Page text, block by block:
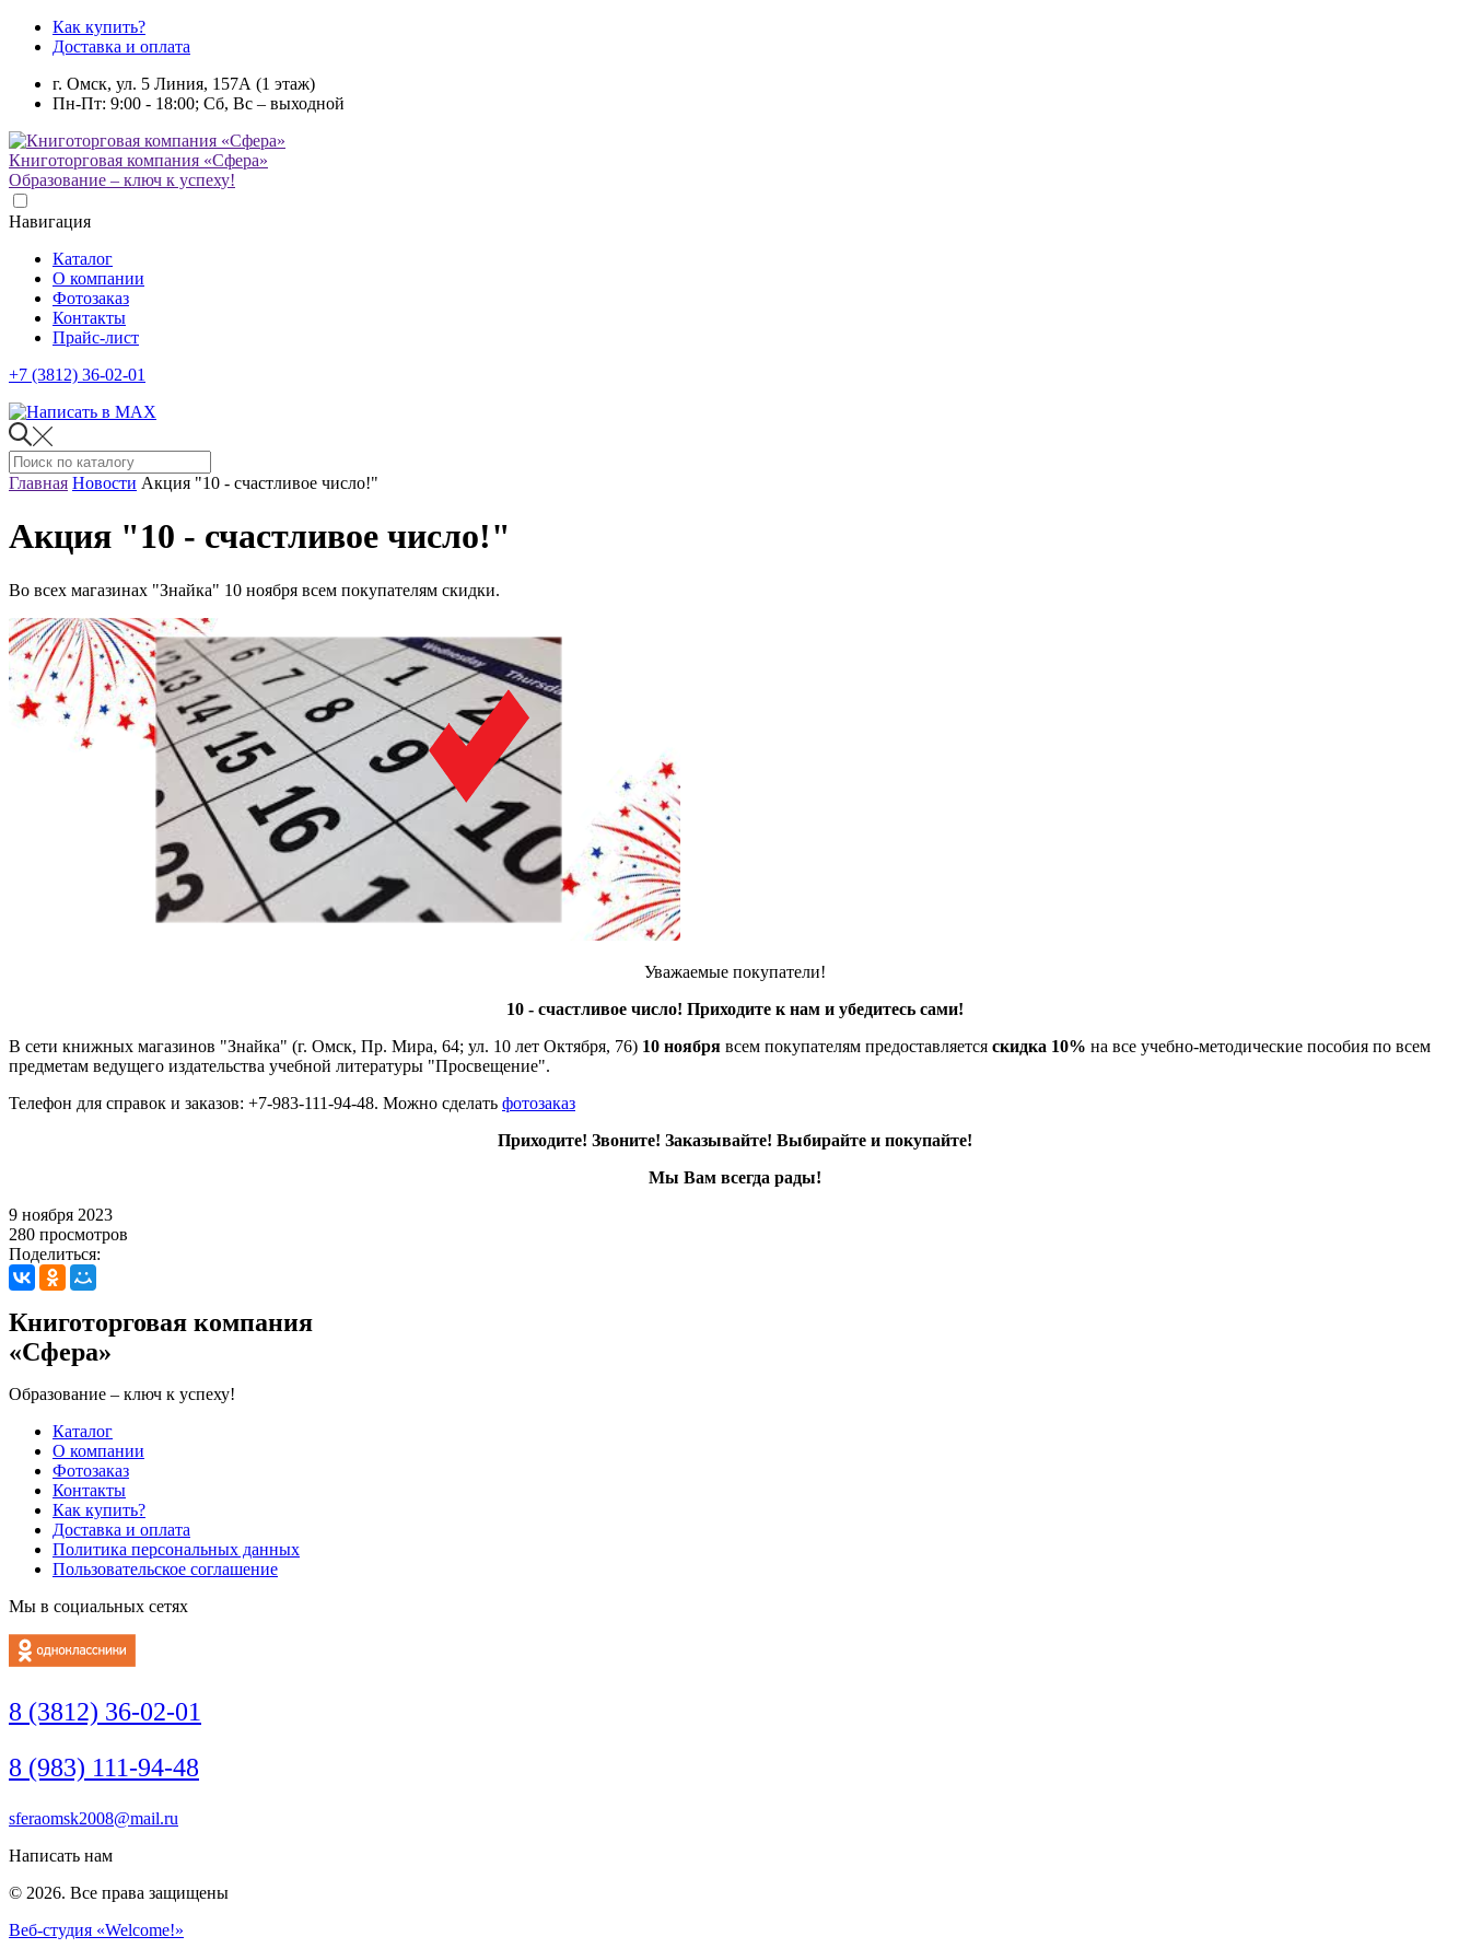
Как купить?
Доставка и оплата
г. Омск, ул. 5 Линия, 157А (1 этаж)
Пн-Пт: 9:00 - 18:00; Сб, Вс – выходной
Книготорговая компания «Сфера»
Образование – ключ к успеху!
Навигация
Каталог
О компании
Фотозаказ
Контакты
Прайс-лист
+7 (3812) 36-02-01
Главная Новости Акция "10 - счастливое число!"
Акция "10 - счастливое число!"
Во всех магазинах "Знайка" 10 ноября всем покупателям скидки.
Уважаемые покупатели!
10 - счастливое число! Приходите к нам и убедитесь сами!
В сети книжных магазинов "Знайка" (г. Омск, Пр. Мира, 64; ул. 10 лет Октября, 76) 10 ноября всем покупателям предоставляется скидка 10% на все учебно-методические пособия по всем
предметам ведущего издательства учебной литературы "Просвещение".
Телефон для справок и заказов: +7-983-111-94-48. Можно сделать фотозаказ
Приходите! Звоните! Заказывайте! Выбирайте и покупайте!
Мы Вам всегда рады!
9 ноября 2023
280 просмотров
Поделиться:
Книготорговая компания
«Сфера»
Образование – ключ к успеху!
Каталог
О компании
Фотозаказ
Контакты
Как купить?
Доставка и оплата
Политика персональных данных
Пользовательское соглашение
Мы в социальных сетях
8 (3812) 36-02-01
8 (983) 111-94-48
sferaomsk2008@mail.ru
Написать нам
© 2026. Все права защищены
Веб-студия «Welcome!»